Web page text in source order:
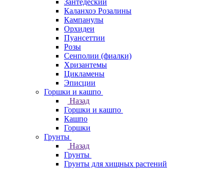
Зантедескии
Каланхоэ Розалины
Кампанулы
Орхидеи
Пуансеттии
Розы
Сенполии (фиалки)
Хризантемы
Цикламены
Эписции
Горшки и кашпо
Назад
Горшки и кашпо
Кашпо
Горшки
Грунты
Назад
Грунты
Грунты для хищных растений